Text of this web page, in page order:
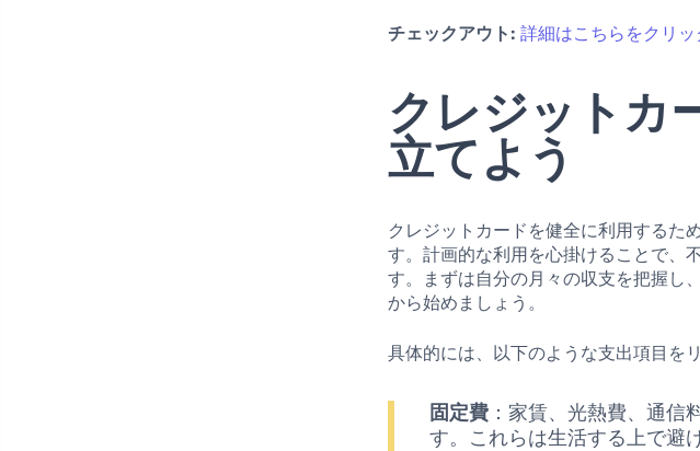
チェックアウト: 詳細はこちらをクリッ
クレジットカ
立てよう
クレジットカードを健全に利用するた
す。計画的な利用を心掛けることで、
す。まずは自分の月々の収支を把握し
から始めましょう。
具体的には、以下のような支出項目を
固定費 ：家賃、光熱費、通信
す。これらは生活する上で避